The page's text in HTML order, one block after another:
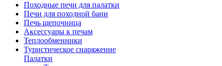
Походные печи для палатки
Печи для походной бани
Печь щепочница
Аксессуары к печам
Теплообменники
Туристическое снаряжение
Палатки